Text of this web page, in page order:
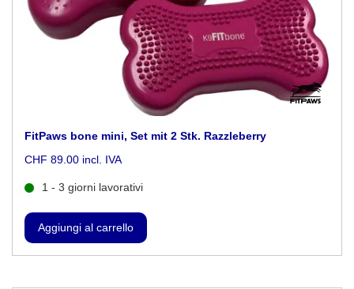
FitPaws bone mini, Set mit 2 Stk. Razzleberry
CHF 89.00 incl. IVA
1 - 3 giorni lavorativi